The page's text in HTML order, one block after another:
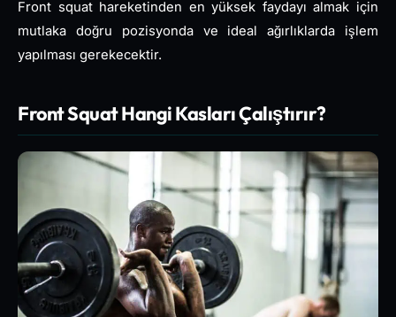
Front squat hareketinden en yüksek faydayı almak için
mutlaka doğru pozisyonda ve ideal ağırlıklarda işlem
yapılması gerekecektir.
Front Squat Hangi Kasları Çalıştırır?